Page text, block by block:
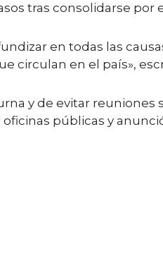
tras consolidarse
en todas las
circulan en el país»,
y de evitar reuniones
públicas y